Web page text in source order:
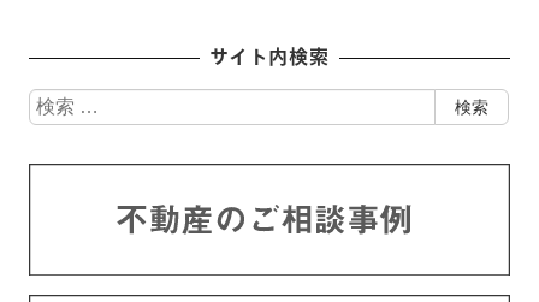
サイト内検索
検
索
検索